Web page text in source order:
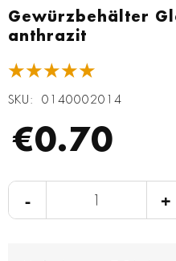
Gewürzbehälter
anthrazit
★★★★★
SKU 0140002014
€0.70
- +
Anfang
der
springen